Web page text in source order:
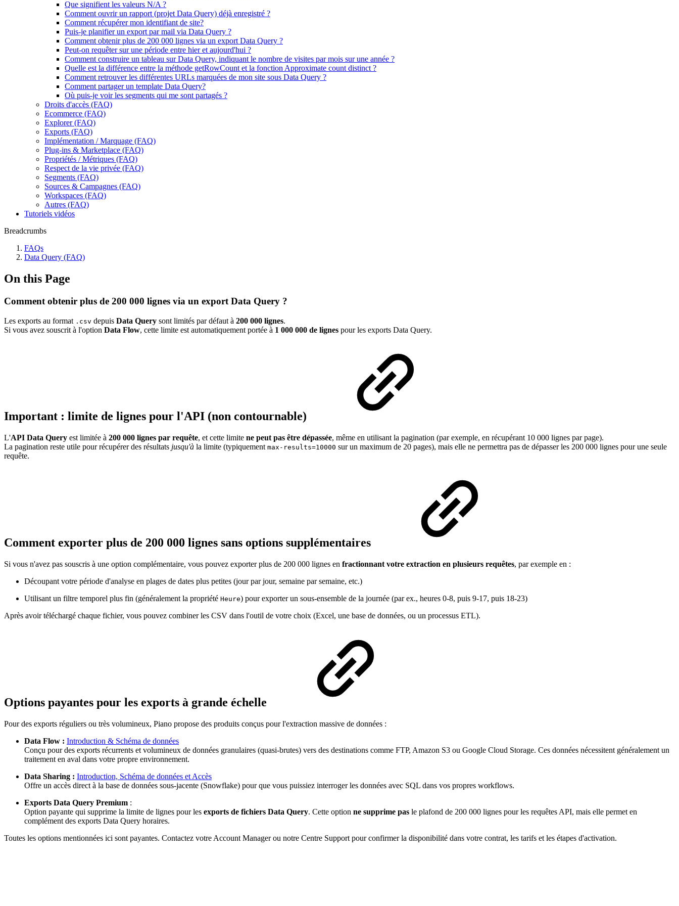
Que signifient les valeurs N/A ?
Comment ouvrir un rapport (projet Data Query) déjà enregistré ?
Comment récupérer mon identifiant de site?
Puis-je planifier un export par mail via Data Query ?
Comment obtenir plus de 200 000 lignes via un export Data Query ?
Peut-on requêter sur une période entre hier et aujourd'hui ?
Comment construire un tableau sur Data Query, indiquant le nombre de visites par mois sur une année ?
Quelle est la différence entre la méthode getRowCount et la fonction Approximate count distinct ?
Comment retrouver les différentes URLs marquées de mon site sous Data Query ?
Comment partager un template Data Query?
Où puis-je voir les segments qui me sont partagés ?
Droits d'accès (FAQ)
Ecommerce (FAQ)
Explorer (FAQ)
Exports (FAQ)
Implémentation / Marquage (FAQ)
Plug-ins & Marketplace (FAQ)
Propriétés / Métriques (FAQ)
Respect de la vie privée (FAQ)
Segments (FAQ)
Sources & Campagnes (FAQ)
Workspaces (FAQ)
Autres (FAQ)
Tutoriels vidéos
Breadcrumbs
FAQs
Data Query (FAQ)
On this Page
Comment obtenir plus de 200 000 lignes via un export Data Query ?
Les exports au format .csv depuis Data Query sont limités par défaut à 200 000 lignes.
Si vous avez souscrit à l'option Data Flow, cette limite est automatiquement portée à 1 000 000 de lignes pour les exports Data Query.
Important : limite de lignes pour l'API (non contournable)
L'API Data Query est limitée à 200 000 lignes par requête, et cette limite ne peut pas être dépassée, même en utilisant la pagination (par exemple, en récupérant 10 000 lignes par page).
La pagination reste utile pour récupérer des résultats jusqu'à la limite (typiquement max-results=10000 sur un maximum de 20 pages), mais elle ne permettra pas de dépasser les 200 000 lignes pour une seule
requête.
Comment exporter plus de 200 000 lignes sans options supplémentaires
Si vous n'avez pas souscris à une option complémentaire, vous pouvez exporter plus de 200 000 lignes en fractionnant votre extraction en plusieurs requêtes, par exemple en :
Découpant votre période d'analyse en plages de dates plus petites (jour par jour, semaine par semaine, etc.)
Utilisant un filtre temporel plus fin (généralement la propriété Heure) pour exporter un sous-ensemble de la journée (par ex., heures 0-8, puis 9-17, puis 18-23)
Après avoir téléchargé chaque fichier, vous pouvez combiner les CSV dans l'outil de votre choix (Excel, une base de données, ou un processus ETL).
Options payantes pour les exports à grande échelle
Pour des exports réguliers ou très volumineux, Piano propose des produits conçus pour l'extraction massive de données :
Data Flow : Introduction & Schéma de données
Conçu pour des exports récurrents et volumineux de données granulaires (quasi-brutes) vers des destinations comme FTP, Amazon S3 ou Google Cloud Storage. Ces données nécessitent généralement un
traitement en aval dans votre propre environnement.
Data Sharing : Introduction, Schéma de données et Accès
Offre un accès direct à la base de données sous-jacente (Snowflake) pour que vous puissiez interroger les données avec SQL dans vos propres workflows.
Exports Data Query Premium :
Option payante qui supprime la limite de lignes pour les exports de fichiers Data Query. Cette option ne supprime pas le plafond de 200 000 lignes pour les requêtes API, mais elle permet en
complément des exports Data Query horaires.
Toutes les options mentionnées ici sont payantes. Contactez votre Account Manager ou notre Centre Support pour confirmer la disponibilité dans votre contrat, les tarifs et les étapes d'activation.